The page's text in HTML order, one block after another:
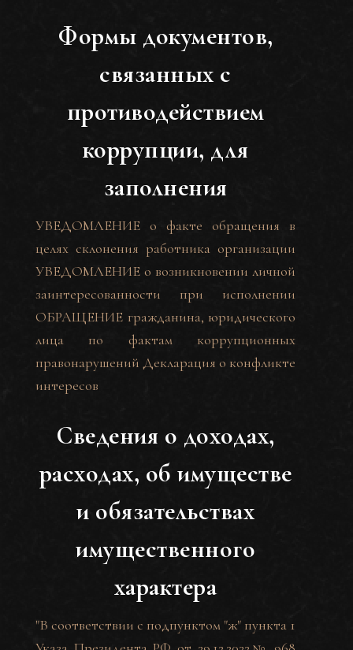
Формы документов,
связанных с
противодействием
коррупции, для
заполнения
УВЕДОМЛЕНИЕ о факте обращения в
целях склонения работника организации
УВЕДОМЛЕНИЕ о возникновении личной
заинтересованности при исполнении
ОБРАЩЕНИЕ гражданина, юридического
лица по фактам коррупционных
правонарушений Декларация о конфликте
интересов
Сведения о доходах,
расходах, об имуществе
и обязательствах
имущественного
характера
"В соответствии с подпунктом "ж" пункта 1